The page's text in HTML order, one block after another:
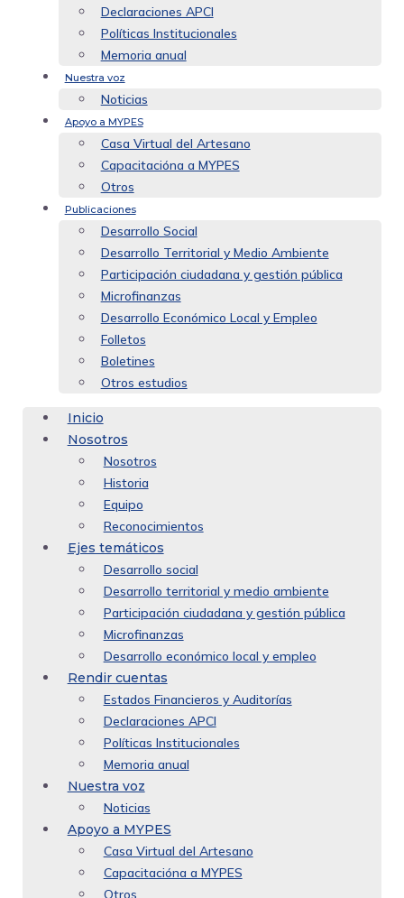
Declaraciones APCI
Políticas Institucionales
Memoria anual
Nuestra voz
Noticias
Apoyo a MYPES
Casa Virtual del Artesano
Capacitacióna a MYPES
Otros
Publicaciones
Desarrollo Social
Desarrollo Territorial y Medio Ambiente
Participación ciudadana y gestión pública
Microfinanzas
Desarrollo Económico Local y Empleo
Folletos
Boletines
Otros estudios
Inicio
Nosotros
Nosotros
Historia
Equipo
Reconocimientos
Ejes temáticos
Desarrollo social
Desarrollo territorial y medio ambiente
Participación ciudadana y gestión pública
Microfinanzas
Desarrollo económico local y empleo
Rendir cuentas
Estados Financieros y Auditorías
Declaraciones APCI
Políticas Institucionales
Memoria anual
Nuestra voz
Noticias
Apoyo a MYPES
Casa Virtual del Artesano
Capacitacióna a MYPES
Otros